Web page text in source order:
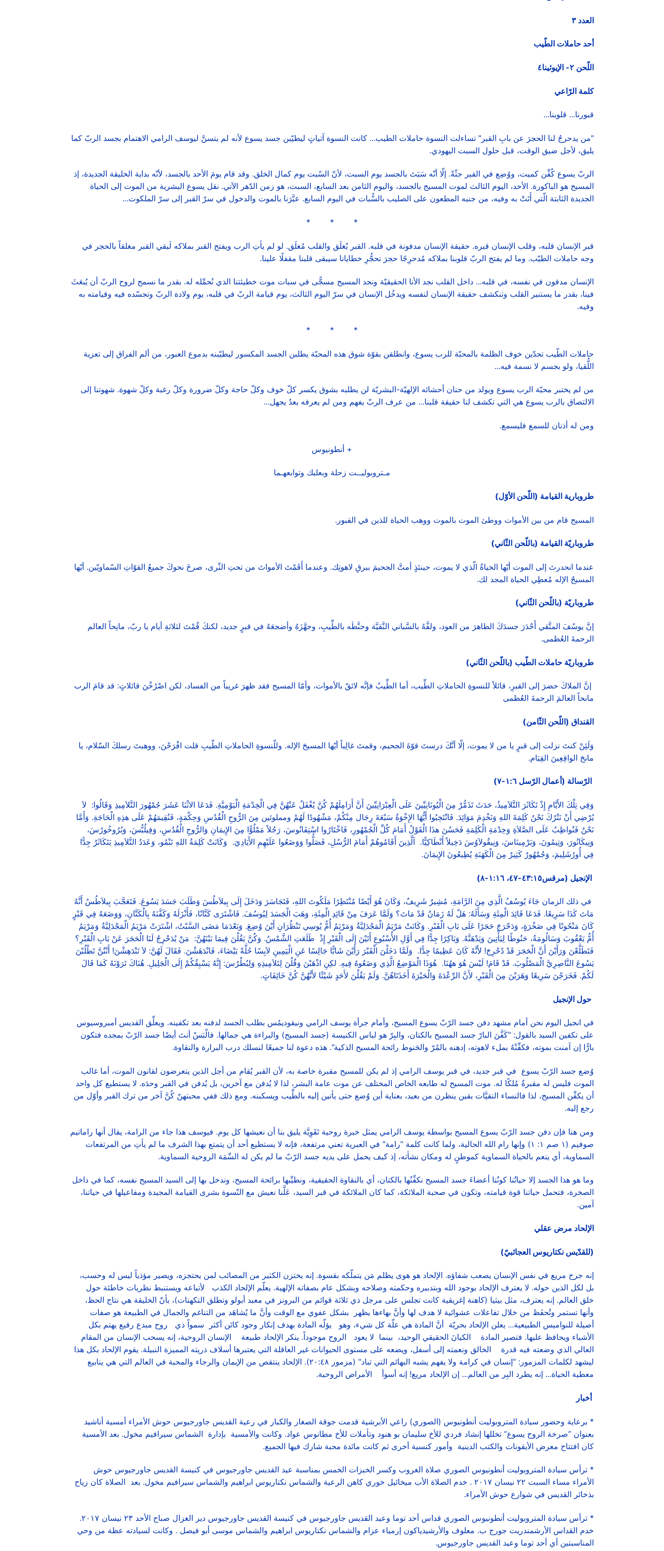
العدد ٣
أحد حاملات الطّيب
اللّحن ۲- الإيوثينا٤
كلمة الرّاعي
قبورنا... قلوبنا...
"من يدحرجُ لنا الحجرَ عن بابِ القبر" تساءلت النسوة حاملات الطيب... كانت النسوة آتياتٍ ليطيّبن جسد يسوع لأنه لم يتسنَّ ليوسف الرامي الاهتمام بجسد الربّ كما
يليق، لأجل ضيق الوقت، قبل حلول السبت اليهودي.
الربّ يسوع كُفِّن كميت، ووُضِع في القبر جثّةً. إلّا أنّه سَبَتَ بالجسد يوم السبت، لأنّ السّبت يوم كمال الخلق. وقد قام يومَ الأحد بالجسد، لأنّه بداية الخليقة الجديدة، إذ
المسيح هو الباكورة. الأحد، اليوم الثالث لموت المسيح بالجسد، واليوم الثامن بعد السابع، السبت، هو زمن الدّهر الآتي. نقل يسوع البشرية من الموت إلى الحياة
الجديدة الثابتة الّتي أَتَتْ به وفيه، من جنبه المطعون على الصليب بالسُّبات في اليوم السابع. عبَّرَنا بالموت والدخول في سرّ القبر إلى سرّ الملكوت...
* * *
قبر الإنسان قلبه، وقلب الإنسان قبره. حقيقة الإنسان مدفونة في قلبه. القبر يُغلَق والقلب مُغلَق. لو لم يأتِ الرب ويفتح القبر بملاكه لَبقي القبر مغلقاً بالحجر في
وجه حاملات الطيّب. وما لم يفتح الربّ قلوبنا بملاكه مُدحرِجًا حجرَ تحجُّرِ خطايانا سيبقى قلبنا مقفلًا علينا.
الإنسان مدفون في نفسه، في قلبه... داخل القلب نجد الأنا الحقيقيّة ونجد المسيح مسجًّى في سبات موت خطيئتنا الذي نُحمِّله له. بقدر ما نسمح لروح الربّ أن يُبعَثَ
فينا، بقدر ما يستنير القلب وتنكشف حقيقة الإنسان لنفسه ويدخُل الإنسان في سرّ اليوم الثالث، يوم قيامة الربّ في قلبه، يوم ولادة الربّ وتجسّده فيه وقيامته به
وفيه.
* * *
حاملات الطّيب تحدّين خوف الظلمة بالمحبّة للرب يسوع، وانطلقن بقوّة شوق هذه المحبّة يطلبن الجسد المكسور ليطيّبنه بدموع العبور، من ألم الفراق إلى تعزية
اللُّقيا، ولو بجسم لا نسمة فيه...
من لم يختبر محبّة الرب يسوع ويولد من حنان أحشائه الإلهيّة-البشريّة لن يطلبه بشوق يكسر كلّ خوف وكلّ حاجة وكلّ ضرورة وكلّ رغبة وكلّ شهوة. شهوتنا إلى
الالتصاق بالرب يسوع هي التي تكشف لنا حقيقة قلبنا... من عرف الربّ يفهم ومن لم يعرفه بعدُ يجهل...
ومن له أذنان للسمع فليسمع.
+ أنطونيوس
مـتروبوليــت زحلة وبعلبك وتوابعهـما
طروبارية القيامة (اللّحن الأوّل)
المسيح قام من بين الأموات ووطئ الموت بالموت ووهب الحياة للذين في القبور.
طروباريّة القيامة (باللّحن الثّاني)
عندما انحدرتَ إلى الموت أيّها الحياةُ الّذي لا يموت، حينئذٍ أمتَّ الجحيمَ ببرقِ لاهوتِك. وعندما أَقَمْتَ الأمواتَ من تحتِ الثّرى، صرخَ نحوكَ جميعُ القوّاتِ السّماويّين. أيّها
المسيحُ الإله مُعطِي الحياة المجد لك.
طروباريّة (باللّحن الثّاني)
إنَّ يوسُفَ المتَّقي أَحْدَرَ جسدَكَ الطاهرَ من العود، ولفَّهُ بالسَّباني النَّقيَّة وحنَّطَه بالطِّيبِ، وجهَّزَهُ وأضجعَهُ في قبرٍ جديد، لكنكَ قُمْتَ لثلاثةِ أيام يا ربّ، مانِحاً العالم
الرحمةَ العُظمى.
طروباريّة حاملات الطّيب (باللّحن الثّاني)
إنَّ الملاكَ حضرَ إلى القبرِ، قائلاً للنسوةِ الحاملاتِ الطِّيب، أما الطِّيبُ فإنَّه لائقٌ بالأموات، وأمّا المسيح فقد ظهرَ غريباً من الفساد، لكن اصْرُخْنَ قائلاتٍ: قد قامَ الرب
مانحاً العالمَ الرحمةَ العُظمى
القنداق (اللّحن الثّامن)
وَلَئِنْ كنتَ نزلت إلى قبرٍ يا من لا يموت، إلّا أنَّكَ درستَ قوّةَ الجحيم، وقمتَ غالِباً أيّها المسيحَ الإله. وللّنسوةِ الحاملاتِ الطّيبِ قلت افْرَحْنَ، ووهبتَ رسلكَ السّلام، يا
مانحَ الواقِعِينَ القِيَام.
الرّسالة (أعمال الرّسل ١:٦-٧ )
وَفِي تِلْكَ الأَيَّامِ إِذْ تَكَاثَرَ التَّلاَمِيذُ، حَدَثَ تَذَمُّرٌ مِنَ الْيُونَانِيِّينَ عَلَى الْعِبْرَانِيِّينَ أَنَّ أَرَامِلَهُمْ كُنَّ يُغْفَلُ عَنْهُنَّ فِي الْخِدْمَةِ الْيَوْمِيَّةِ. فَدَعَا الاثْنَا عَشَرَ جُمْهُورَ التَّلاَمِيذِ وَقَالُوا: لاَ
يُرْضِي أَنْ نَتْرُكَ نَحْنُ كَلِمَةَ اللهِ وَنَخْدِمَ مَوَائِدَ. فَانْتَخِبُوا أَيُّهَا الإِخْوَةُ سَبْعَةَ رِجَال مِنْكُمْ، مَشْهُودًا لَهُمْ ومملوئين مِنَ الرُّوحِ الْقُدُسِ وَحِكْمَةٍ، فَنُقِيمَهُمْ عَلَى هذِهِ الْحَاجَةِ. وَأَمَّا
نَحْنُ فَنُواظِبُ عَلَى الصَّلاَةِ وَخِدْمَةِ الْكَلِمَةِ فَحَسُنَ هذَا الْقَوْلُ أَمَامَ كُلِّ الْجُمْهُورِ، فَاخْتَارُوا اسْتِفَانُوسَ، رَجُلاً مَمْلُوًّا مِنَ الإِيمَانِ وَالرُّوحِ الْقُدُسِ، وَفِيلُبُّسَ، وَبُرُوخُورُسَ،
وَنِيكَانُورَ، وَتِيمُونَ، وَبَرْمِينَاسَ، وَنِيقُولاَوُسَ دَخِيلاً أَنْطَاكِيًّا. اَلَّذِينَ أَقَامُوهُمْ أَمَامَ الرُّسُلِ، فَصَلُّوا وَوَضَعُوا عَلَيْهِمِ الأَيَادِيَ. وَكَانَتْ كَلِمَةُ اللهِ تَنْمُو، وَعَدَدُ التَّلاَمِيذِ يَتَكَاثَرُ جِدًّا
فِي أُورُشَلِيمَ، وَجُمْهُورٌ كَثِيرٌ مِنَ الْكَهَنَةِ يُطِيعُونَ الإِيمَانَ.
الإنجيل (مرقس٤٣:١٥-٤٧، ١:١٦-٨)
في ذلك الزمان جَاءَ يُوسُفُ الَّذِي مِنَ الرَّامَةِ، مُشِيرٌ شَرِيفٌ، وَكَانَ هُوَ أَيْضًا مُنْتَظِرًا مَلَكُوتَ اللهِ، فَتَجَاسَرَ وَدَخَلَ إِلَى بِيلاَطُسَ وَطَلَبَ جَسَدَ يَسُوعَ. فَتَعَجَّبَ بِيلاَطُسُ أَنَّهُ
مَاتَ كَذَا سَرِيعًا. فَدَعَا قَائِدَ الْمِئَةِ وَسَأَلَهُ: هَلْ لَهُ زَمَانٌ قَدْ مَاتَ؟ وَلَمَّا عَرَفَ مِنْ قَائِدِ الْمِئَةِ، وَهَبَ الْجَسَدَ لِيُوسُفَ. فَاشْتَرَى كَتَّانًا، فَأَنْزَلَهُ وَكَفَّنَهُ بِالْكَتَّانِ، وَوَضَعَهُ فِي قَبْرٍ
كَانَ مَنْحُوتًا فِي صَخْرَةٍ، وَدَحْرَجَ حَجَرًا عَلَى بَابِ الْقَبْرِ. وَكَانَتْ مَرْيَمُ الْمَجْدَلِيَّةُ وَمَرْيَمُ أُمُّ يُوسِي تَنْظُرَانِ أَيْنَ وُضِعَ. وَبَعْدَمَا مَضَى السَّبْتُ، اشْتَرَتْ مَرْيَمُ الْمَجْدَلِيَّةُ وَمَرْيَمُ
أُمُّ يَعْقُوبَ وَسَالُومَةُ، حَنُوطًا لِيَأْتِينَ وَيَدْهَنَّهُ. وَبَاكِرًا جِدًّا فِي أَوَّلِ الأُسْبُوعِ أَتَيْنَ إِلَى الْقَبْرِ إِذْ طَلَعَتِ الشَّمْسُ. وَكُنَّ يَقُلْنَ فِيمَا بَيْنَهُنَّ: مَنْ يُدَحْرِجُ لَنَا الْحَجَرَ عَنْ بَابِ الْقَبْرِ؟
فَتَطَلَّعْنَ وَرَأَيْنَ أَنَّ الْحَجَرَ قَدْ دُحْرِجَ! لأَنَّهُ كَانَ عَظِيمًا جِدًّا. وَلَمَّا دَخَلْنَ الْقَبْرَ رَأَيْنَ شَابًّا جَالِسًا عَنِ الْيَمِينِ لاَبِسًا حُلَّةً بَيْضَاءَ، فَانْدَهَشْنَ. فَقَالَ لَهُنَّ: لاَ تَنْدَهِشْنَ! أَنْتُنَّ تَطْلُبْنَ
يَسُوعَ النَّاصِرِيَّ الْمَصْلُوبَ. قَدْ قَامَ! لَيْسَ هُوَ ههُنَا. هُوَذَا الْمَوْضِعُ الَّذِي وَضَعُوهُ فِيهِ. لكِنِ اذْهَبْنَ وَقُلْنَ لِتَلاَمِيذِهِ وَلِبُطْرُسَ: إِنَّهُ يَسْبِقُكُمْ إِلَى الْجَلِيلِ. هُنَاكَ تَرَوْنَهُ كَمَا قَالَ
لَكُمْ. فَخَرَجْنَ سَرِيعًا وَهَرَبْنَ مِنَ الْقَبْرِ، لأَنَّ الرِّعْدَةَ وَالْحَيْرَةَ أَخَذَتَاهُنَّ. وَلَمْ يَقُلْنَ لأَحَدٍ شَيْئًا لأَنَّهُنَّ كُنَّ خَائِفَاتٍ.
حول الإنجيل
في انجيل اليوم نحن أمام مشهد دفن جسد الرّبّ يسوع المسيح، وأمام جرأة يوسف الرامي ونيقوديمُس بطلب الجسد لدفنه بعد تكفينه. ويعلِّق القديس أمبروسيوس
على تكفين السيد بالقول: "كَفَّنَ البارّ جسد المسيح بالكتان، والبِرّ هو لباس الكنيسة (جسد المسيح) والبراءة هي جمالها. فالْبَسْ أنتَ أيضًا جسد الرّبّ بمجده فتكون
بارًّا إن آمنت بموته، فكفِّنْهُ بملء لاهوته، إدهنه بالمُرّ والحَنوط رائحة المسيح الذكية". هذه دعوة لنا جميعًا لنسلك درب البرارة والنقاوة.
وُضع جسد الرّبّ يسوع في قبر جديد، في قبر يوسف الرامي إذ لم يكن للمسيح مقبرة خاصة به، لأن القبر يُقام من أجل الذين يتعرضون لقانون الموت، أما غالب
الموت فليس له مقبرةٌ مُلكًا له. موت المسيح له طابعه الخاص المختلف عن موت عامة البشر، لذا لا يُدفن مع آخرين، بل يُدفن في القبر وحدَه. لا يستطيع كل واحد
أن يكفِّن المسيح، لذا فالنساء التقيَّات بقين ينظرن من بعيد، بعناية أين وُضع حتى يأتين إليه بالطِّيب ويسكبنه. ومع ذلك ففي محبتهنّ كُنَّ آخر من ترك القبر وأوّل من
رجع إليه.
ومن هنا فإن دفن جسد الرّبّ يسوع المسيح بواسطة يوسف الرامي يمثل خبرة روحية تَقَوِيَّة يليق بنا أن نعيشها كل يوم. فيوسف هذا جاء من الرامة، يقال أنها راماتيم
صوفيم (١ صم ١: ١) وإنها رام الله الحالية، ولما كانت كلمة "رامة" في العبرية تعني مرتفعة، فإنه لا يستطيع أحد أن يتمتع بهذا الشرف ما لم يأتِ من المرتفعات
السماوية، أي ينعم بالحياة السماوية كموطنٍ له ومكان نشأته، إذ كيف يحمل على يديه جسد الرّبّ ما لم يكن له السِّمَة الروحية السماوية.
وما هو هذا الجسد إلا حياتُنا كونُنا أعضاءَ جسد المسيح نكفِّنُها بالكتان، أي بالنقاوة الحقيقية، ونطيِّبها برائحة المسيح، وندخل بها إلى السيد المسيح نفسه، كما في داخل
الصخرة، فتحمل حياتنا قوة قيامته، وتكون في صحبة الملائكة، كما كان الملائكة في قبر السيد، عَلَّنا نعيش مع النّسوة بشرى القيامة المجيدة ومفاعيلها في حياتنا،
آمين.
الإلحاد مرض عقلي
(للقدّيس نكتاريوس العجائبيّ)
إنه جرح مريع في نفس الإنسان يصعب شفاؤه. الإلحاد هو هوى يظلم مَن يتملّكه بقسوة. إنه يختزن الكثير من المصائب لمن يحتجزه، ويصير مؤذياً ليس له وحسب،
بل لكل الذين حوله. لا يعترف الإلحاد بوجود الله وبتدبيره وحكمته وصلاحه وبشكل عام بصفاته الإلهية. يعلّم الإلحاد الكذب لأتباعه ويستنبط نظريات خاطئة حول
خلق العالم. إنه يعترف، مثل بيثيا (كاهنة إغريقية كانت تجلس على مرجل ذي ثلاثة قوائم من البرونز في معبد أبولو وتطلق التكهنات)، بأنّ الخليقة هي نتاج الحظ،
وأنها تستمر وتُحفَظ من خلال تفاعلات عشوائية لا هدف لها وأنَّ بهاءها يظهر بشكل عفوي مع الوقت وأنَّ ما يُشاهَد من التناغم والجمال في الطبيعة هو صفات
أصيلة للنواميس الطبيعية... يعلن الإلحاد بحريّة أنَّ المادة هي علّة كل شيء، وهو يؤلّه المادة بهدف إنكار وجود كائن أكثر سمواً ذي روح مبدع رفيع يهتم بكل
الأشياء ويحافظ عليها. فتصير المادة الكيانَ الحقيقي الوحيد، بينما لا يعود الروح موجوداً. ينكر الإلحاد طبيعة الإنسان الروحية، إنه يسحب الإنسان من المقام
العالي الذي وضعته فيه قدرة الخالق ونعمته إلى أسفل، ويضعه على مستوى الحيوانات غير العاقلة التي يعتبرها أسلاف ذريته المميزة النبيلة. يقوم الإلحاد بكل هذا
ليشهد لكلمات المزمور: "إنسان في كرامة ولا يفهم يشبه البهائم التي تباد" (مزمور ٢٠:٤٨). الإلحاد ينتقص من الإيمان والرجاء والمحبة في العالم التي هي ينابيع
معطية الحياة... إنه يطرد البِر من العالم... إن الإلحاد مريع! إنه أسوأ الأمراض الروحية.
أخبار
* برعاية وحضور سيادة المتروبوليت أنطونيوس (الصوري) راعي الأبرشية قدمت جوقة الصغار والكبار في رعية القديس جاورجيوس حوش الأمراء أمسية أناشيد
بعنوان ”صرخة الروح يسوع“ تخللها إنشاد فردي للأخ سليمان بو هنود وتأملات للأخ مطانوس عواد. وكانت والأمسية بإدارة الشماس سيرافيم مخول. بعد الأمسية
كان افتتاح معرض الأيقونات والكتب الدينية وأمور كنسية أخرى ثم كانت مائدة محبة شارك فيها الجميع.
* ترأس سيادة المتروبوليت أنطونيوس الصوري صلاة الغروب وكسر الخبزات الخمس بمناسبة عيد القديس جاورجيوس في كنيسة القديس جاورجيوس حوش
الأمراء مساء السبت ٢٢ نيسان ٢٠١٧ . خدم الصلاة الأب ميخائيل خوري كاهن الرعية والشماس نكتاريوس ابراهيم والشماس سيرافيم مخول. بعد الصلاة كان زياح
بذخائر القديس في شوارع حوش الأمراء.
* ترأس سيادة المتروبوليت أنطونيوس الصوري قداس أحد توما وعيد القديس جاورجيوس في كنيسة القديس جاورجيوس دير الغزال صباح الأحد ٢٣ نيسان ٢٠١٧.
خدم القداس الأرشمندريت جورج ب. معلوف والأرشيدياكون إرمياء عزام والشماس نكتاريوس ابراهيم والشماس موسى أبو فيصل . وكانت لسيادته عظة من وحي
المناسبتين أي أحد توما وعيد القديس جاورجيوس.